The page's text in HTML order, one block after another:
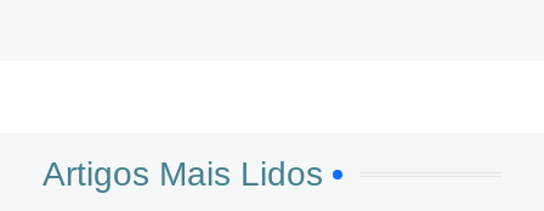
Artigos Mais Lidos